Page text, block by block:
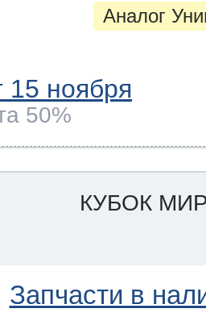
Аналог
15 ноября
50%
КУБОК
Запчасти в